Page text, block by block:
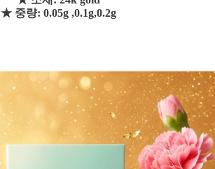
★ 중량: 0.05g ,0.1g,0.2g